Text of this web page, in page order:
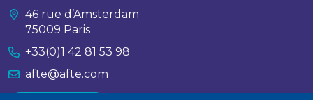
46 rue d’Amsterdam
75009 Paris
+33(0)1 42 81 53 98
afte@afte.com